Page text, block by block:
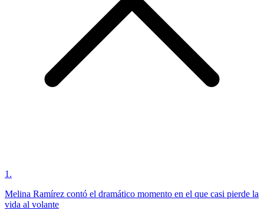
1 .
Melina Ramírez contó el dramático momento en el que casi pierde la
vida al volante